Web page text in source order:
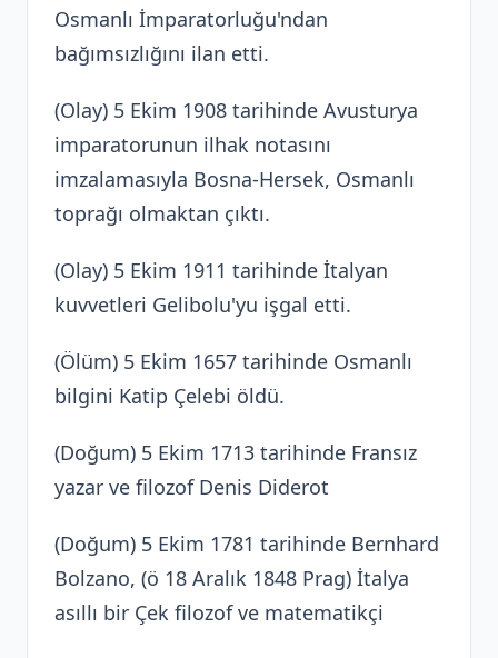
Osmanlı İmparatorluğu'ndan
bağımsızlığını ilan etti.
(Olay) 5 Ekim 1908 tarihinde Avusturya
imparatorunun ilhak notasını
imzalamasıyla Bosna-Hersek, Osmanlı
toprağı olmaktan çıktı.
(Olay) 5 Ekim 1911 tarihinde İtalyan
kuvvetleri Gelibolu'yu işgal etti.
(Ölüm) 5 Ekim 1657 tarihinde Osmanlı
bilgini Katip Çelebi öldü.
(Doğum) 5 Ekim 1713 tarihinde Fransız
yazar ve filozof Denis Diderot
(Doğum) 5 Ekim 1781 tarihinde Bernhard
Bolzano, (ö 18 Aralık 1848 Prag) İtalya
asıllı bir Çek filozof ve matematikçi